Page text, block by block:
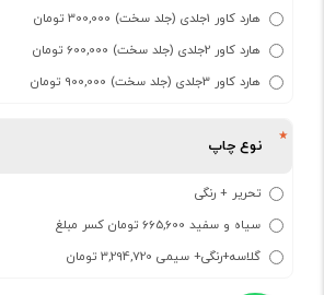
هارد کاور 1جلدی (جلد سخت) 300,000 تومان
هارد کاور 2جلدی (جلد سخت) 600,000 تومان
هارد کاور 3جلدی (جلد سخت) 900,000 تومان
نوع چاپ
تحریر + رنگی
سیاه و سفید 665,600 تومان کسر مبلغ
گلاسه+رنگی+ سیمی 3,294,720 تومان